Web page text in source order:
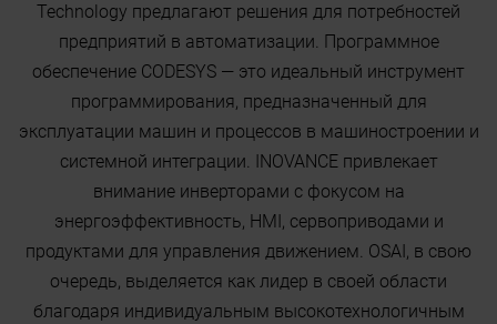
Technology предлагают решения для потребностей
предприятий в автоматизации. Программное
обеспечение CODESYS — это идеальный инструмент
программирования, предназначенный для
эксплуатации машин и процессов в машиностроении и
системной интеграции. INOVANCE привлекает
внимание инверторами с фокусом на
энергоэффективность, HMI, сервоприводами и
продуктами для управления движением. OSAI, в свою
очередь, выделяется как лидер в своей области
благодаря индивидуальным высокотехнологичным